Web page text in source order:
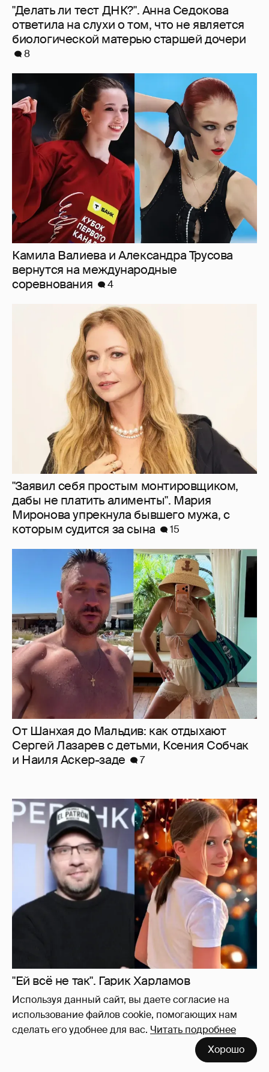
Используя данный сайт, вы даете согласие на
использование файлов cookie, помогающих нам
сделать его удобнее для вас. Читать подробнее
Хорошо
"Делать ли тест ДНК?". Анна Седокова
ответила на слухи о том, что не является
биологической матерью старшей дочери
8
Камила Валиева и Александра Трусова
вернутся на международные
соревнования
4
"Заявил себя простым монтировщиком,
дабы не платить алименты". Мария
Миронова упрекнула бывшего мужа, с
которым судится за сына
15
От Шанхая до Мальдив: как отдыхают
Сергей Лазарев с детьми, Ксения Собчак
и Наиля Аскер-заде
7
"Ей всё не так". Гарик Харламов
пожаловался на переходный возраст
дочери от Кристины Асмус
6